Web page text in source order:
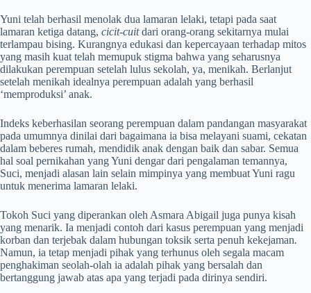
Yuni telah berhasil menolak dua lamaran lelaki, tetapi pada saat
lamaran ketiga datang, cicit-cuitdari orang-orang sekitarnya mulai
terlampau bising. Kurangnya edukasi dan kepercayaan terhadap mitos
yang masih kuat telah memupuk stigma bahwa yang seharusnya
dilakukan perempuan setelah lulus sekolah, ya, menikah. Berlanjut
setelah menikah idealnya perempuan adalah yang berhasil
‘memproduksi’ anak.
Indeks keberhasilan seorang perempuan dalam pandangan masyarakat
pada umumnya dinilai dari bagaimana ia bisa melayani suami, cekatan
dalam beberes rumah, mendidik anak dengan baik dan sabar. Semua
hal soal pernikahan yang Yuni dengar dari pengalaman temannya,
Suci, menjadi alasan lain selain mimpinya yang membuat Yuni ragu
untuk menerima lamaran lelaki.
Tokoh Suci yang diperankan oleh Asmara Abigail juga punya kisah
yang menarik. Ia menjadi contoh dari kasus perempuan yang menjadi
korban dan terjebak dalam hubungan toksik serta penuh kekejaman.
Namun, ia tetap menjadi pihak yang terhunus oleh segala macam
penghakiman seolah-olah ia adalah pihak yang bersalah dan
bertanggung jawab atas apa yang terjadi pada dirinya sendiri.